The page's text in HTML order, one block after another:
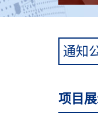
通知
项目